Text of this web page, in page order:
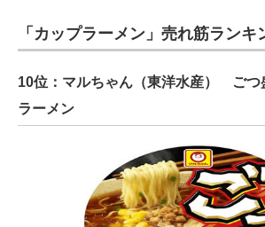
「カップラーメン」売れ筋ラン
10位：マルちゃん（東洋水産） ごつ
ラーメン